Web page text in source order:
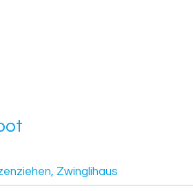
Zwinglihaus